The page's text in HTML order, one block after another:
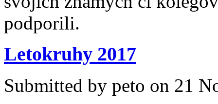
podporili.
Letokruhy 2017
Submitted by peto on 21